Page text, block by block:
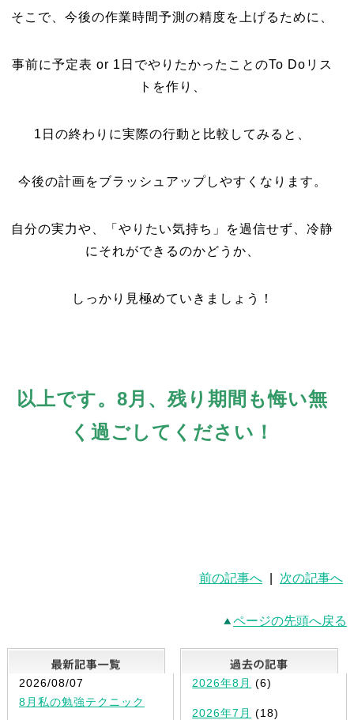
そこで、今後の作業時間予測の精度を上げるために、
事前に予定表 or 1日でやりたかったことのTo Doリス
トを作り、
1日の終わりに実際の行動と比較してみると、
今後の計画をブラッシュアップしやすくなります。
自分の実力や、「やりたい気持ち」を過信せず、冷静
にそれができるのかどうか、
しっかり見極めていきましょう！
以上です。8月、残り期間も悔い無
く過ごしてください！
前の記事へ 次の記事へ
ページの先頭へ戻る
最新記事一覧
2026/08/07
8月私の勉強テクニック
2026年8月 (6)
2026年7月 (18)